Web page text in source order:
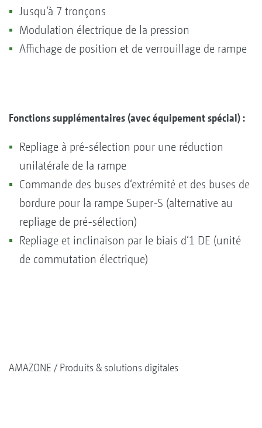
Jusqu‘à 7 tronçons
Modulation électrique de la pression
Affichage de position et de verrouillage de rampe
Fonctions supplémentaires (avec équipement spécial) :
Repliage à pré-sélection pour une réduction
unilatérale de la rampe
Commande des buses d‘extrémité et des buses de
bordure pour la rampe Super-S (alternative au
repliage de pré-sélection)
Repliage et inclinaison par le biais d‘1 DE (unité
de commutation électrique)
AMAZONE Produits & solutions digitales